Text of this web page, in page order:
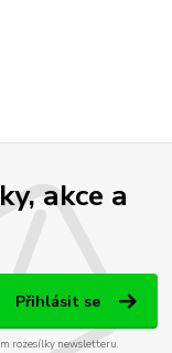
akce a
Přihlásit se
rozesílky newsletteru.